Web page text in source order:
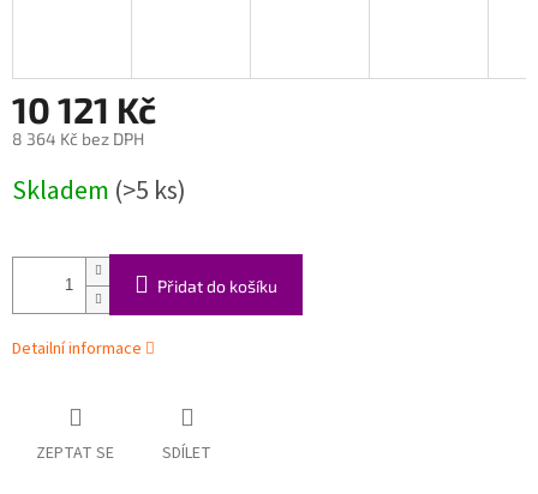
10 121 Kč
8 364 Kč bez DPH
cena:
Skladem (>5 ks)
Přidat do košíku
Detailní informace
ZEPTAT SE SDÍLET